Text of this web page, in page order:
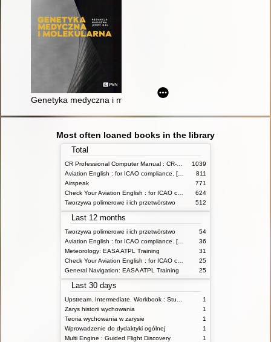
Genetyka medyczna i molekularna
Most often loaned books in the library
Total
1039
811
Airspeak
771
624
Tworzywa polimerowe i ich przetwórstwo
512
Last 12 months
Tworzywa polimerowe i ich przetwórstwo
54
36
Meteorology: EASA ATPL Training
31
25
General Navigation: EASA ATPL Training
25
Last 30 days
1
Zarys historii wychowania
1
Teoria wychowania w zarysie
1
Wprowadzenie do dydaktyki ogólnej
1
Multi Engine : Guided Flight Discovery
1